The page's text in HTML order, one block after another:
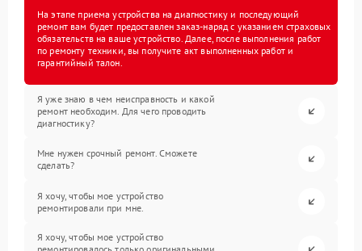
На этапе приема устройства на диагностику и последующий
ремонт вам будет предоставлен заказ-наряд с указанием страховых
обязательств на ваше устройство. Далее, после выполнения работ
по ремонту техники, вы получите акт выполненных работ и
гарантийный талон.
Я уже знаю в чем неисправность и какой
ремонт необходим. Для чего проводить
диагностику?
Мне нужен срочный ремонт. Сможете
сделать?
Я хочу, чтобы мое устройство
ремонтировали при мне.
Я хочу, чтобы мое устройство